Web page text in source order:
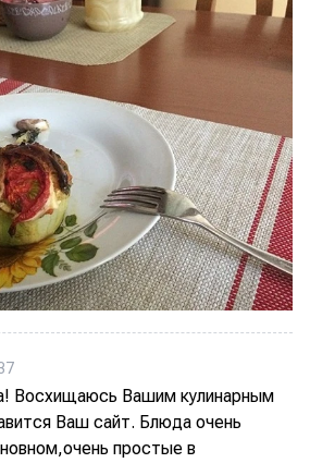
Восхищаюсь Вашим кулинарным
Ваш сайт. Блюда очень
простые в